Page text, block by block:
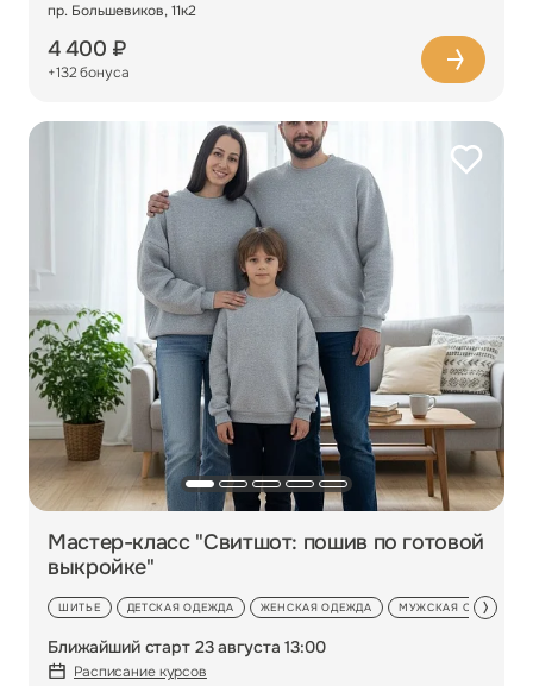
пр. Большевиков, 11к2
4 400 ₽
+132 бонуса
Мастер-класс "Свитшот: пошив по готовой
выкройке"
ШИТЬЕ ДЕТСКАЯ ОДЕЖДА ЖЕНСКАЯ ОДЕЖДА МУЖСКАЯ ОДЕЖДА
Ближайший старт 23 августа 13:00
Расписание курсов